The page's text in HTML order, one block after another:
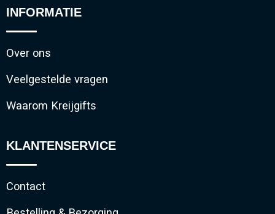
INFORMATIE
Over ons
Veelgestelde vragen
Waarom Kreijgifts
KLANTENSERVICE
Contact